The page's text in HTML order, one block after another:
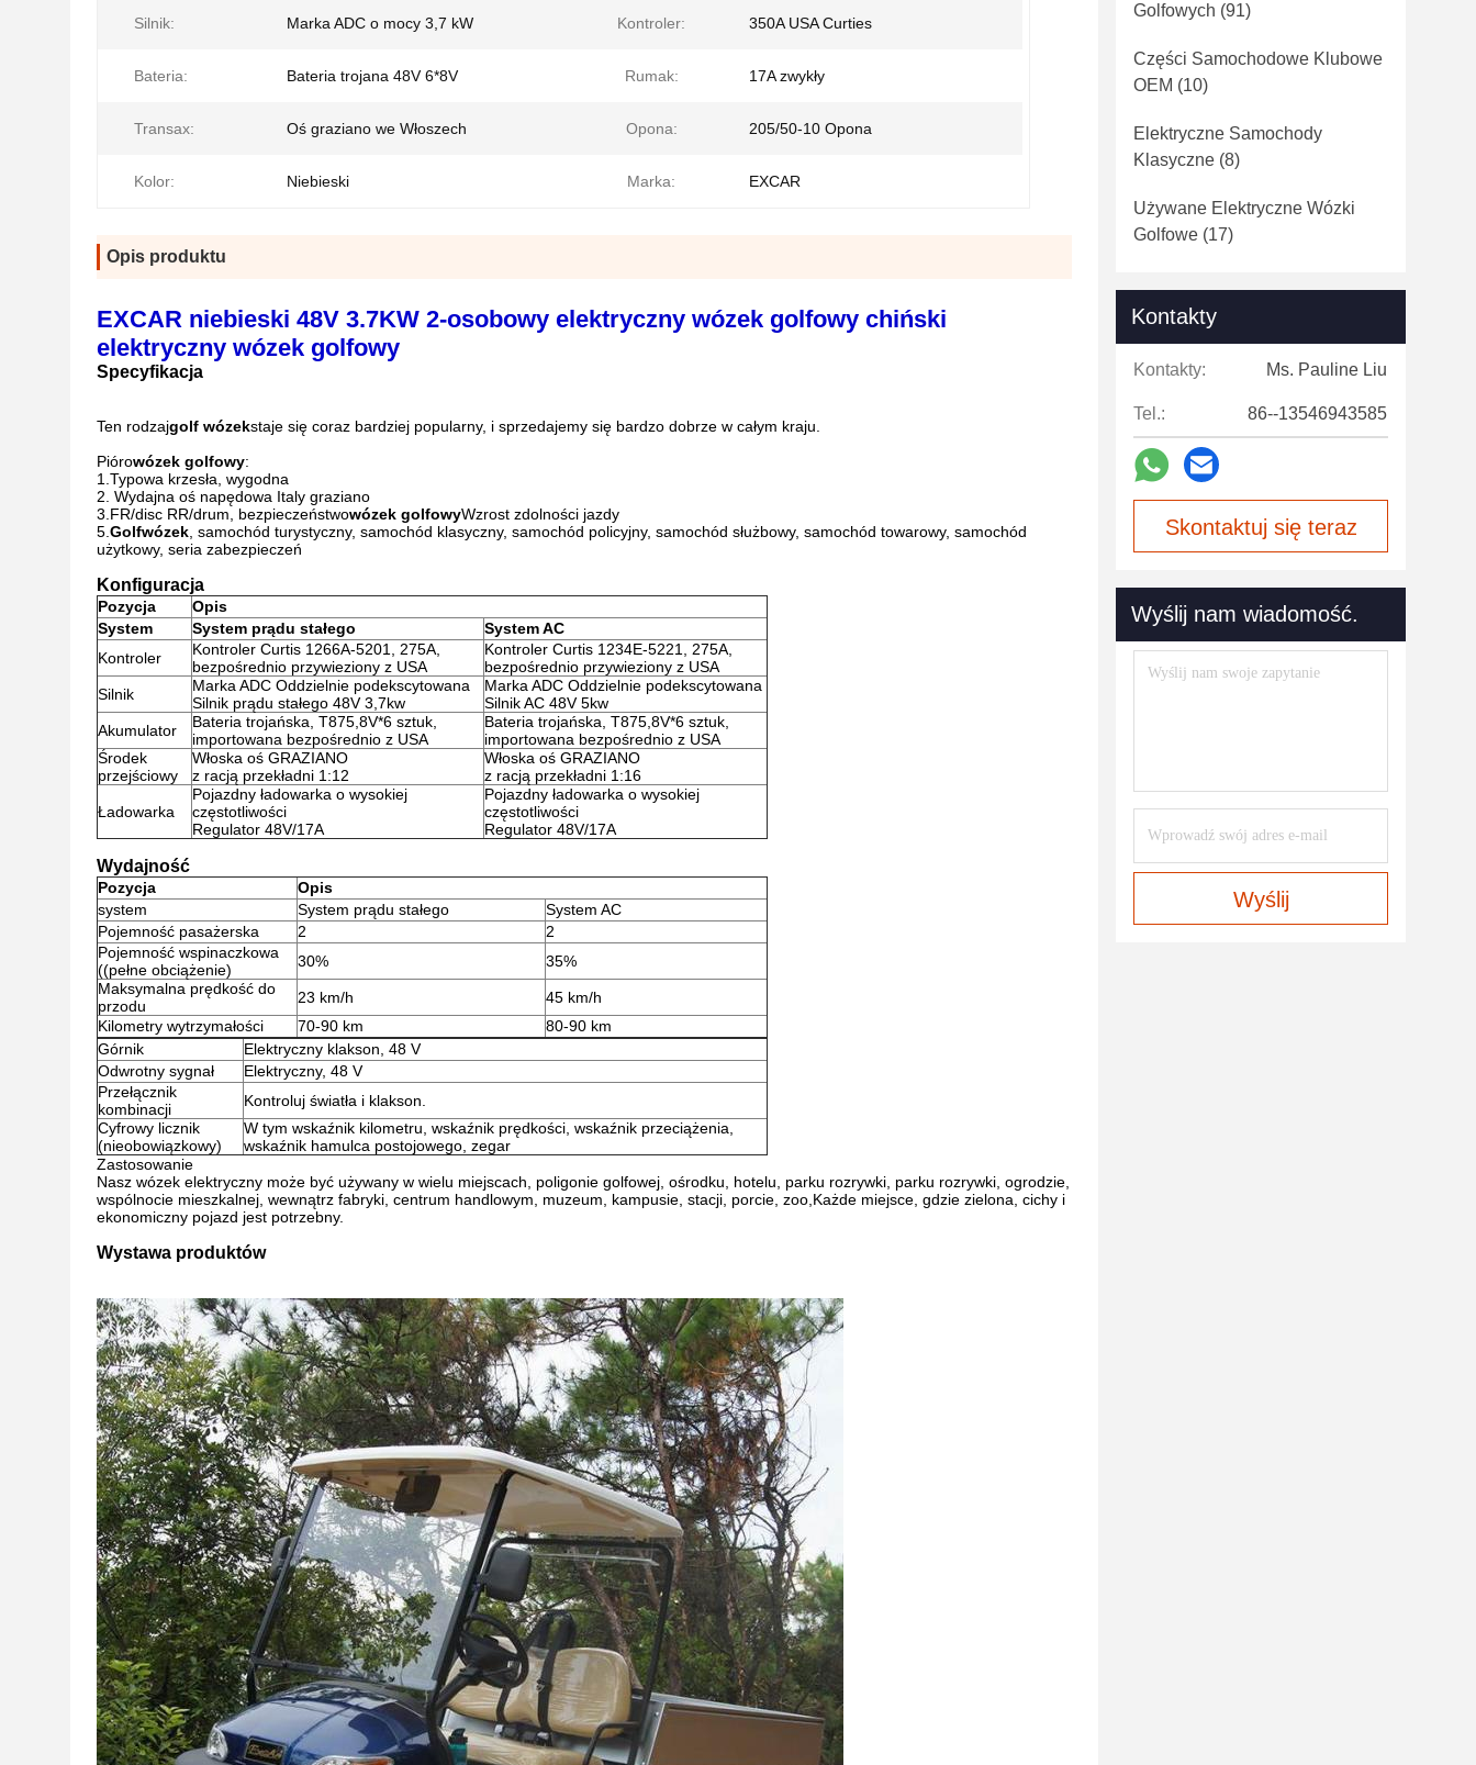
Silnik: Marka ADC o mocy 3,7 kW Kontroler: 350A USA Curties
Bateria: Bateria trojana 48V 6*8V Rumak: 17A zwykły
Transax: Oś graziano we Włoszech Opona: 205/50-10 Opona
Kolor: Niebieski Marka: EXCAR
Opis produktu
EXCAR niebieski 48V 3.7KW 2-osobowy elektryczny wózek golfowy chiński
elektryczny wózek golfowy
Specyfikacja
Ten rodzajgolf wózekstaje się coraz bardziej popularny, i sprzedajemy się bardzo dobrze w całym kraju.
Piórowózek golfowy:
1.Typowa krzesła, wygodna
2. Wydajna oś napędowa Italy graziano
3.FR/disc RR/drum, bezpieczeństwowózek golfowyWzrost zdolności jazdy
5. Golfwózek , samochód turystyczny, samochód klasyczny, samochód policyjny, samochód służbowy, samochód towarowy, samochód
użytkowy, seria zabezpieczeń
Konfiguracja
Pozycja
Opis
System
System prądu stałego
System AC
Kontroler
Kontroler Curtis 1266A-5201, 275A,
bezpośrednio przywieziony z USA
Kontroler Curtis 1234E-5221, 275A,
bezpośrednio przywieziony z USA
Silnik
Marka ADC Oddzielnie podekscytowana
Silnik prądu stałego 48V 3,7kw
Marka ADC Oddzielnie podekscytowana
Silnik AC 48V 5kw
Akumulator
Bateria trojańska, T875,8V*6 sztuk,
importowana bezpośrednio z USA
Bateria trojańska, T875,8V*6 sztuk,
importowana bezpośrednio z USA
Środek
przejściowy
Włoska oś GRAZIANO
z racją przekładni 1:12
Włoska oś GRAZIANO
z racją przekładni 1:16
Ładowarka
Pojazdny ładowarka o wysokiej
częstotliwości
Regulator 48V/17A
Pojazdny ładowarka o wysokiej
częstotliwości
Regulator 48V/17A
Wydajność
Pozycja
Opis
system
System prądu stałego
System AC
Pojemność pasażerska
2
2
Pojemność wspinaczkowa
((pełne obciążenie)
30%
35%
Maksymalna prędkość do
przodu
23 km/h
45 km/h
Kilometry wytrzymałości
70-90 km
80-90 km
Górnik
Elektryczny klakson, 48 V
Odwrotny sygnał
Elektryczny, 48 V
Przełącznik
kombinacji
Kontroluj światła i klakson.
Cyfrowy licznik
(nieobowiązkowy)
W tym wskaźnik kilometru, wskaźnik prędkości, wskaźnik przeciążenia,
wskaźnik hamulca postojowego, zegar
Zastosowanie
Nasz wózek elektryczny może być używany w wielu miejscach, poligonie golfowej, ośrodku, hotelu, parku rozrywki, parku rozrywki, ogrodzie,
wspólnocie mieszkalnej, wewnątrz fabryki, centrum handlowym, muzeum, kampusie, stacji, porcie, zoo,Każde miejsce, gdzie zielona, cichy i
ekonomiczny pojazd jest potrzebny.
Wystawa produktów
Golfowych (91)
Części Samochodowe Klubowe
OEM (10)
Elektryczne Samochody
Klasyczne (8)
Używane Elektryczne Wózki
Golfowe (17)
Kontakty
Kontakty: Ms. Pauline Liu
Tel.: 86--13546943585
Skontaktuj się teraz
Wyślij nam wiadomość.
Wyślij